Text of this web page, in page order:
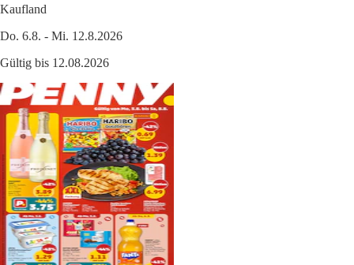
Kaufland
Do. 6.8. - Mi. 12.8.2026
Gültig bis 12.08.2026